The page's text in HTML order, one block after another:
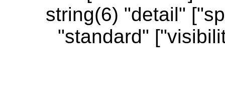
string(6) "detail"
"standard"